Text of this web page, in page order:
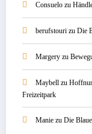
Consuelo zu
berufstouri zu Die
Margery zu
Maybell zu
Freizeitpark
Manie zu Die